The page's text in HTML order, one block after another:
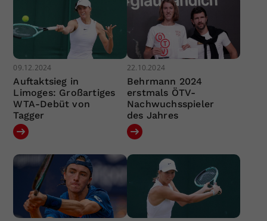
09.12.2024
Auftaktsieg in
Limoges: Großartiges
WTA-Debüt von
Tagger
22.10.2024
Behrmann 2024
erstmals ÖTV-
Nachwuchsspieler
des Jahres